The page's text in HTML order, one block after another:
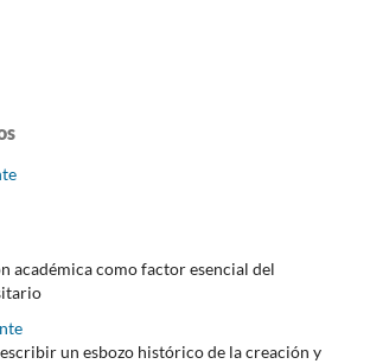
académica como factor esencial del
un esbozo histórico de la creación y